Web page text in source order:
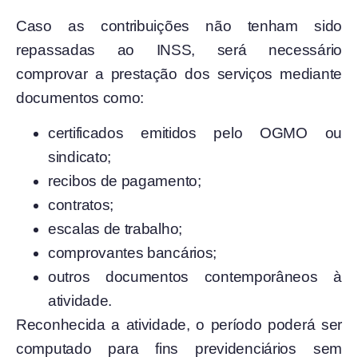
Caso as contribuições não tenham sido
repassadas ao INSS, será necessário
comprovar a prestação dos serviços mediante
documentos como:
certificados emitidos pelo OGMO ou
sindicato;
recibos de pagamento;
contratos;
escalas de trabalho;
comprovantes bancários;
outros documentos contemporâneos à
atividade.
Reconhecida a atividade, o período poderá ser
computado para fins previdenciários sem